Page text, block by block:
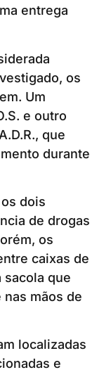
entrega
os
Um
e outro
que
durante
dois
de drogas
os
caixas de
sacola que
mãos de
localizadas
e